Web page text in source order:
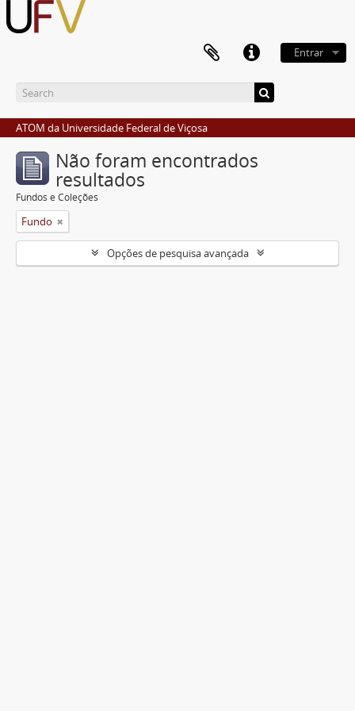
Entrar
ATOM da Universidade Federal de Viçosa
Não foram encontrados
resultados
Fundos e Coleções
Fundo
Opções de pesquisa avançada